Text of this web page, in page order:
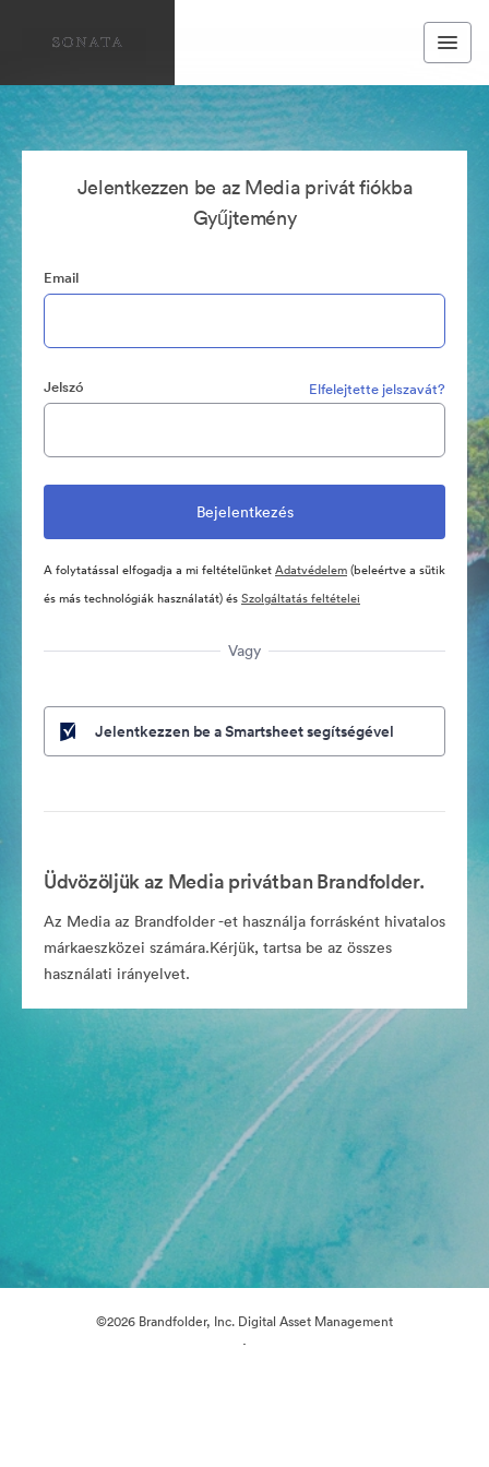
Jelentkezzen be az Media privát fiókba
Gyűjtemény
Email
Jelszó Elfelejtette jelszavát?
A folytatással elfogadja a mi feltételünketAdatvédelem(beleértve a sütik
és más technológiák használatát) ésSzolgáltatás feltételei
Vagy
Jelentkezzen be a Smartsheet segítségével
Üdvözöljük az Media privátban Brandfolder.
Az Media az Brandfolder -et használja forrásként hivatalos
márkaeszközei számára.Kérjük, tartsa be az összes
használati irányelvet.
©2026 Brandfolder, Inc. Digital Asset Management
·